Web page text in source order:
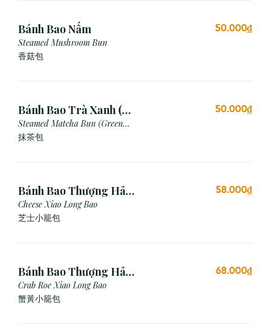
Bánh Bao Nấm
Steamed Mushroom Bun
香菇包
50.000₫
Bánh Bao Trà Xanh (3
Cái)
Steamed Matcha Bun (Green
Tea Bun)
抹茶包
50.000₫
Bánh Bao Thượng Hải
Phô Mai (3 Viên)
Cheese Xiao Long Bao
芝士小籠包
58.000₫
Bánh Bao Thượng Hải
Gạch Cua (3 Viên)
Crab Roe Xiao Long Bao
蟹黃小籠包
68.000₫